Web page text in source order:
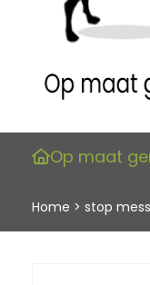
Op maat
Home > stop